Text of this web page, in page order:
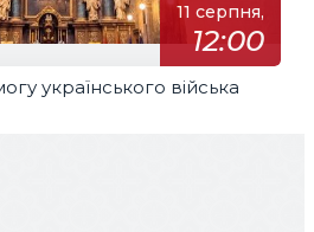
11 серпня,
12:00
українського війська